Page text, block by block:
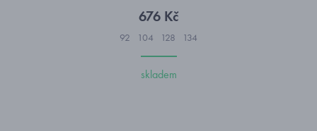
676 Kč
92 104 128 134
skladem